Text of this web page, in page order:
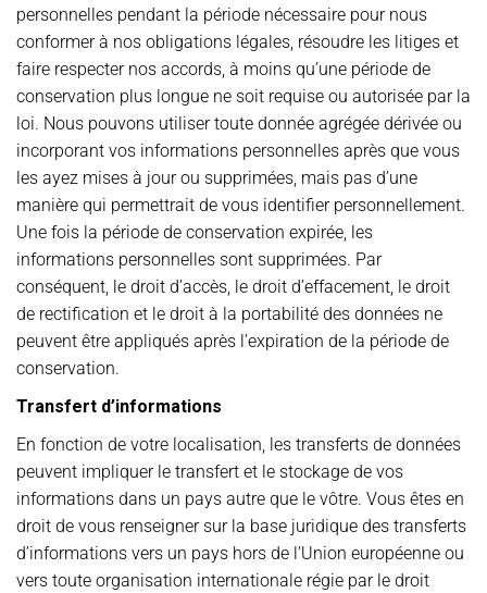
personnelles pendant la période nécessaire pour nous
conformer à nos obligations légales, résoudre les litiges et
faire respecter nos accords, à moins qu’une période de
conservation plus longue ne soit requise ou autorisée par la
loi. Nous pouvons utiliser toute donnée agrégée dérivée ou
incorporant vos informations personnelles après que vous
les ayez mises à jour ou supprimées, mais pas d’une
manière qui permettrait de vous identifier personnellement.
Une fois la période de conservation expirée, les
informations personnelles sont supprimées. Par
conséquent, le droit d’accès, le droit d’effacement, le droit
de rectification et le droit à la portabilité des données ne
peuvent être appliqués après l’expiration de la période de
conservation.
Transfert d’informations
En fonction de votre localisation, les transferts de données
peuvent impliquer le transfert et le stockage de vos
informations dans un pays autre que le vôtre. Vous êtes en
droit de vous renseigner sur la base juridique des transferts
d’informations vers un pays hors de l’Union européenne ou
vers toute organisation internationale régie par le droit